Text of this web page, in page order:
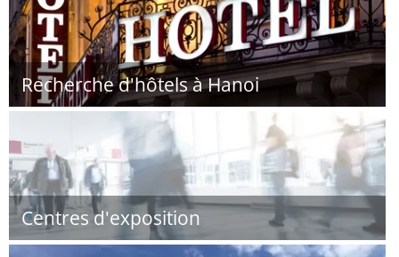
Recherche d'hôtels à Hanoi
Centres d'exposition